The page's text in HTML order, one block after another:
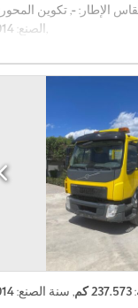
الإطار:-, تكوين
الصنع:,
237.573 كم , سنة الصنع: